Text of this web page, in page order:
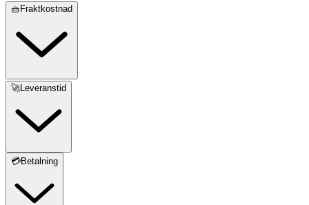
🧺Fraktkostnad
🚀Leveranstid
💳Betalning